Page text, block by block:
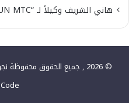
هاني الشريف وكيلاً لـ “UN MTC” بجدة ويتوج بجائزة “القائد المؤثر”
© 2026 , جميع الحقوق محفوظة نجوم العرب الأن |